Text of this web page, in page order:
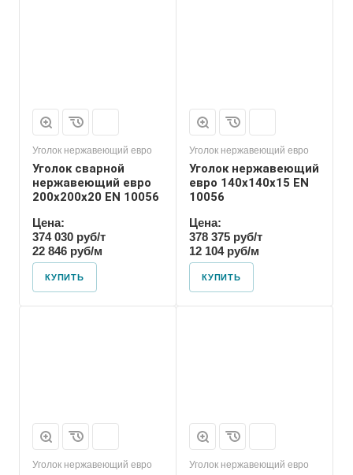
Уголок нержавеющий евро
Уголок сварной
нержавеющий евро
200х200х20 EN 10056
Цена:
374 030 руб/т
22 846 руб/м
КУПИТЬ
Уголок нержавеющий евро
Уголок нержавеющий
евро 140х140х15 EN
10056
Цена:
378 375 руб/т
12 104 руб/м
КУПИТЬ
Уголок нержавеющий евро Уголок нержавеющий евро